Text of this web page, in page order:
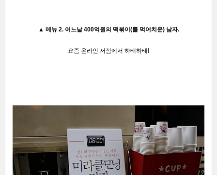
▲ 메뉴 2. 어느날 400억원의 떡볶이(를 먹어치운) 남자.
요즘 온라인 서점에서 하태하태!